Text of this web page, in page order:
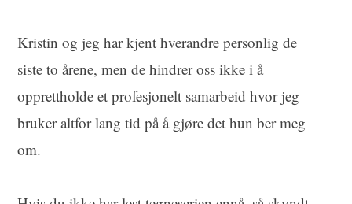
Kristin og jeg har kjent hverandre personlig de
siste to årene, men de hindrer oss ikke i å
opprettholde et profesjonelt samarbeid hvor jeg
bruker altfor lang tid på å gjøre det hun ber meg
om.